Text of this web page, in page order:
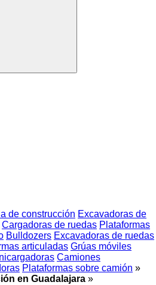
de construcción Excavadoras de
Cargadoras de ruedas Plataformas
Bulldozers Excavadoras de ruedas
articuladas Grúas móviles
Camiones
Plataformas sobre camión »
en Guadalajara »